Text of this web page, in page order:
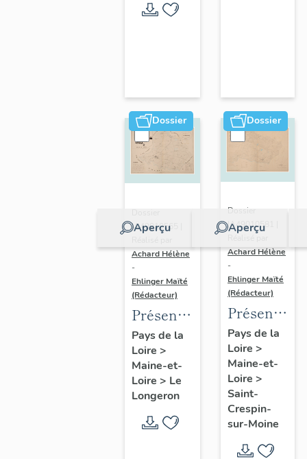
Dossier
Aperçu
IA49010565 |
Achard Hélène
-
Ehlinger Maïté
(Rédacteur)
Présentation
du
patrimoine
industriel
de la
commune
du
Pays de la
Loire >
Maine-et-
Loire > Le
Longeron
Dossier
Aperçu
Dossier
IA49010581 |
Achard Hélène
-
Ehlinger Maïté
(Rédacteur)
du
patrimoine
industriel
de la
commune
de Saint-
Crespin-
Pays de la
Loire >
Maine-et-
Loire >
Saint-
Crespin-
sur-Moine